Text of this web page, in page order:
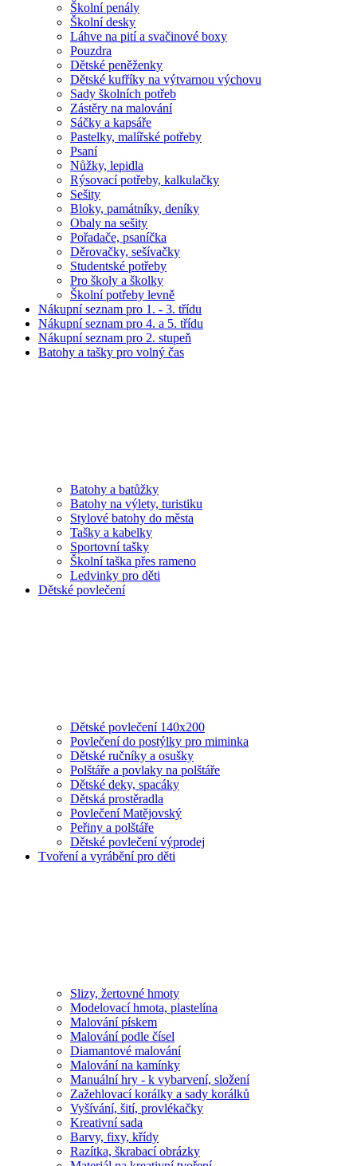
Školní penály
Školní desky
Láhve na pití a svačinové boxy
Pouzdra
Dětské peněženky
Dětské kufříky na výtvarnou výchovu
Sady školních potřeb
Zástěry na malování
Sáčky a kapsáře
Pastelky, malířské potřeby
Psaní
Nůžky, lepidla
Rýsovací potřeby, kalkulačky
Sešity
Bloky, památníky, deníky
Obaly na sešity
Pořadače, psaníčka
Děrovačky, sešívačky
Studentské potřeby
Pro školy a školky
Školní potřeby levně
Nákupní seznam pro 1. - 3. třídu
Nákupní seznam pro 4. a 5. třídu
Nákupní seznam pro 2. stupeň
Batohy a tašky pro volný čas
Batohy a batůžky
Batohy na výlety, turistiku
Stylové batohy do města
Tašky a kabelky
Sportovní tašky
Školní taška přes rameno
Ledvinky pro děti
Dětské povlečení
Dětské povlečení 140x200
Povlečení do postýlky pro miminka
Dětské ručníky a osušky
Polštáře a povlaky na polštáře
Dětské deky, spacáky
Dětská prostěradla
Povlečení Matějovský
Peřiny a polštáře
Dětské povlečení výprodej
Tvoření a vyrábění pro děti
Slizy, žertovné hmoty
Modelovací hmota, plastelína
Malování pískem
Malování podle čísel
Diamantové malování
Malování na kamínky
Manuální hry - k vybarvení, složení
Zažehlovací korálky a sady korálků
Vyšívání, šití, provlékačky
Kreativní sada
Barvy, fixy, křídy
Razítka, škrabací obrázky